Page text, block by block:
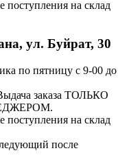
поступления на склад
ул. Буйрат, 30
по пятницу с 9-00 до
заказа ТОЛЬКО
поступления на склад
после